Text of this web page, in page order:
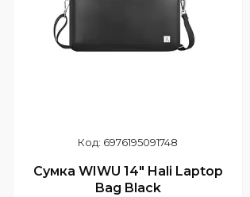
6976195091748
Сумка WIWU 14" Hali Laptop
Bag Black